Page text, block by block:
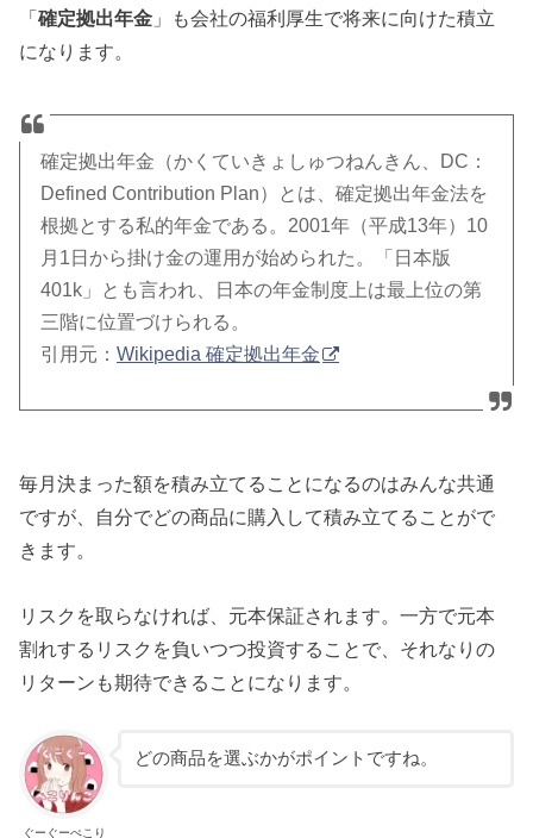
「確定拠出年金 」も会社の福利厚生で将来に向けた積立
になります。
確定拠出年金（かくていきょしゅつねんきん、DC：
Defined Contribution Plan）とは、確定拠出年金法を
根拠とする私的年金である。2001年（平成13年）10
月1日から掛け金の運用が始められた。「日本版
401k」とも言われ、日本の年金制度上は最上位の第
三階に位置づけられる。
引用元：Wikipedia 確定拠出年金
毎月決まった額を積み立てることになるのはみんな共通
ですが、自分でどの商品に購入して積み立てることがで
きます。
リスクを取らなければ、元本保証されます。一方で元本
割れするリスクを負いつつ投資することで、それなりの
リターンも期待できることになります。
ぐーぐーぺこり
どの商品を選ぶかがポイントですね。